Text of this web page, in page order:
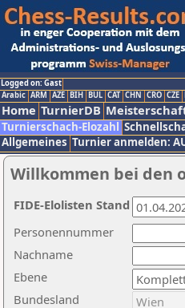
Logged on: Gast
Arabic ARM AZE BIH BUL CAT CHN CRO CZE
Home TurnierDB
Turnierschach-Elozahl
Allgemeines Turnier anmelden:
Willkommen bei den
Nachname
Ebene
Personennummer
Bundesland
FIDE-Elolisten Stand